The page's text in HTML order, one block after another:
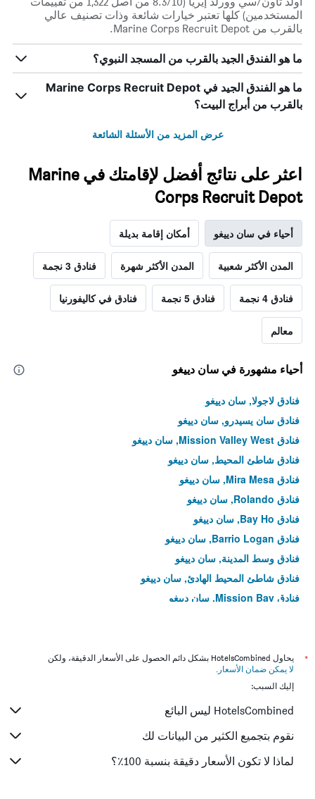
المستخدمين) كلها تعتبر خيارات شائعة وذات تصنيف عالي
بالقرب من Marine Corps Recruit Depot.
ما هو الفندق الجيد بالقرب من المسجد النبوي؟
ما هو الفندق الجيد في Marine Corps Recruit Depot
بالقرب من أبراج البيت؟
عرض المزيد من الأسئلة الشائعة
اعثر على نتائج أفضل لإقامتك في Marine
Corps Recruit Depot
أحياء في سان دييغو أمكان إقامة بديلة
المدن الأكثر شعبية المدن الأكثر شهرة فنادق 3 نجمة
فنادق 4 نجمة فنادق 5 نجمة فنادق في كاليفورنيا
معالم
أحياء مشهورة في سان دييغو
فنادق لاجولا, سان دييغو
فنادق سان يسيدرو, سان دييغو
فنادق Mission Valley West, سان دييغو
فنادق شاطئ المحيط, سان دييغو
فنادق Mira Mesa, سان دييغو
فنادق Rolando, سان دييغو
فنادق Bay Ho, سان دييغو
فنادق Barrio Logan, سان دييغو
فنادق وسط المدينة, سان دييغو
فنادق شاطئ المحيط الهادئ, سان دييغو
فنادق Mission Bay, سان دييغو
*
يحاول HotelsCombined بشكل دائم الحصول على الأسعار الدقيقة، ولكن
لا يمكن ضمان الأسعار .
إليك السبب:
HotelsCombined ليس البائع
نقوم بتجميع الكثير من البيانات لك
لماذا لا تكون الأسعار دقيقة بنسبة 100٪؟